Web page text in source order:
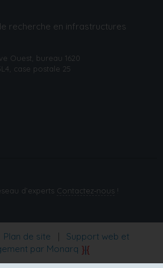
recherche en infrastructures
Ouest, bureau 1620
case postale 25
d’experts Contactez‑nous !
Plan de site
Support web et
par Monarq